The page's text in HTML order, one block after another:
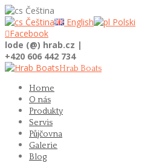
Čeština
Čeština
English
Polski
Facebook
lode (@) hrab.cz |
+420 606 442 734
Hrab Boats
Home
O nás
Produkty
Servis
Půjčovna
Galerie
Blog